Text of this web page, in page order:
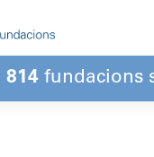
814 fundacions